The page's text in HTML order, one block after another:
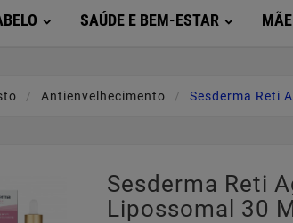
SAÚDE E BEM-ESTAR
Antienvelhecimento Sesderma Reti
Sesderma Reti
Lipossomal 30